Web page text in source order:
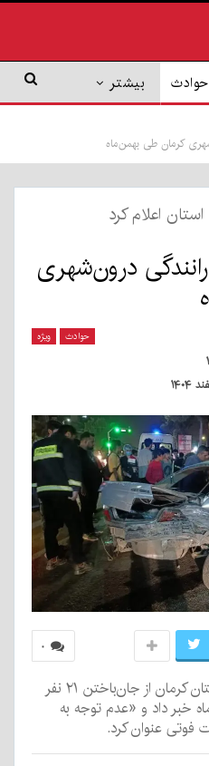
حوادث بیشتر
اعلام کرد
رانندگی درون‌شهری
حوادث ویژه
۰
رئیس اداره فرهنگ ترافیک استان کرمان از جان‌باختن ۲۱ نفر
خبر داد و «عدم توجه به